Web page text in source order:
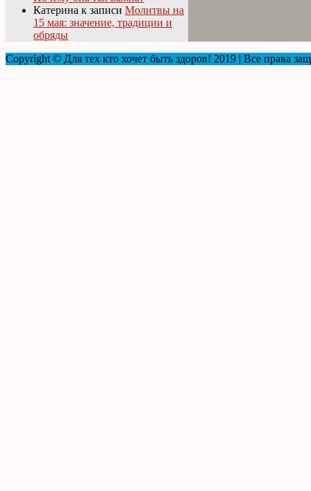
Катерина к записи Молитвы на
15 мая: значение, традиции и
обряды
Copyright © Для тех кто хочет быть здоров! 2019 | Все права